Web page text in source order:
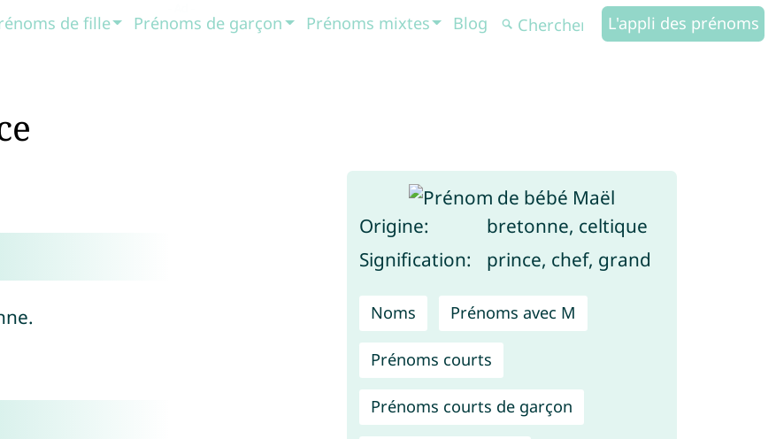
de fille Prénoms de garçon Prénoms mixtes Blog L'appli des prénoms
Origine:
bretonne, celtique
Signification:
prince, chef, grand
Noms Prénoms avec M
Prénoms courts
Prénoms courts de garçon